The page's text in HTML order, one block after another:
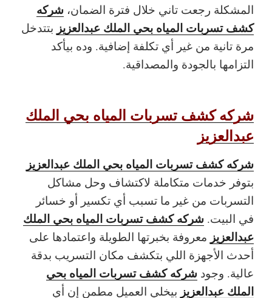
المشكلة رجعت تاني خلال فترة الضمان، شركه
كشف تسربات المياه بحي الملك عبدالعزيز بتتدخل
مرة تانية من غير أي تكلفة إضافية. وده بيأكد
التزامها بالجودة والمصداقية.
شركه كشف تسربات المياه بحي الملك
عبدالعزيز
شركه كشف تسربات المياه بحي الملك عبدالعزيز
بتوفر خدمات متكاملة لاكتشاف وحل مشاكل
التسربات من غير ما تسبب أي تكسير أو خسائر
في البيت. شركه كشف تسربات المياه بحي الملك
عبدالعزيز معروفة بخبرتها الطويلة واعتمادها على
أحدث الأجهزة اللي بتكشف مكان التسريب بدقة
عالية. وجود شركه كشف تسربات المياه بحي
الملك عبدالعزيز بيخلي العميل مطمن إن أي